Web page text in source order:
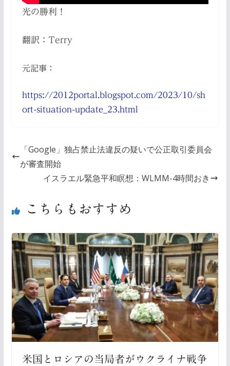
光の勝利！
翻訳：Terry
元記事：
https://2012portal.blogspot.com/2023/10/sh
ort-situation-update_23.html
「Google」独占禁止法違反の疑いで公正取引委員会
が審査開始
イスラエル緊急平和瞑想：WLMM-4時間おき
こちらもおすすめ
米国とロシアの当局者がウクライナ戦争